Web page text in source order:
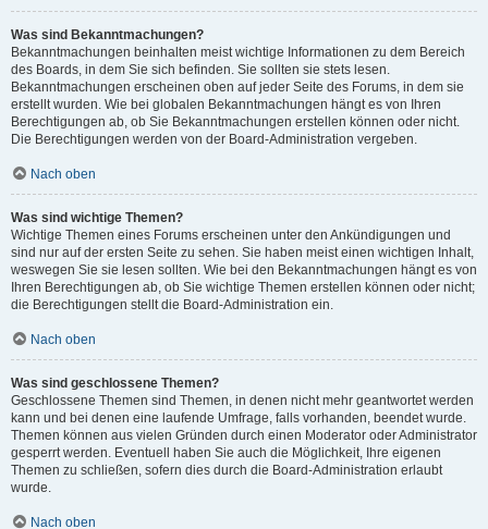
Was sind Bekanntmachungen?
Bekanntmachungen beinhalten meist wichtige Informationen zu dem Bereich
des Boards, in dem Sie sich befinden. Sie sollten sie stets lesen.
Bekanntmachungen erscheinen oben auf jeder Seite des Forums, in dem sie
erstellt wurden. Wie bei globalen Bekanntmachungen hängt es von Ihren
Berechtigungen ab, ob Sie Bekanntmachungen erstellen können oder nicht.
Die Berechtigungen werden von der Board-Administration vergeben.
Nach oben
Was sind wichtige Themen?
Wichtige Themen eines Forums erscheinen unter den Ankündigungen und
sind nur auf der ersten Seite zu sehen. Sie haben meist einen wichtigen Inhalt,
weswegen Sie sie lesen sollten. Wie bei den Bekanntmachungen hängt es von
Ihren Berechtigungen ab, ob Sie wichtige Themen erstellen können oder nicht;
die Berechtigungen stellt die Board-Administration ein.
Nach oben
Was sind geschlossene Themen?
Geschlossene Themen sind Themen, in denen nicht mehr geantwortet werden
kann und bei denen eine laufende Umfrage, falls vorhanden, beendet wurde.
Themen können aus vielen Gründen durch einen Moderator oder Administrator
gesperrt werden. Eventuell haben Sie auch die Möglichkeit, Ihre eigenen
Themen zu schließen, sofern dies durch die Board-Administration erlaubt
wurde.
Nach oben